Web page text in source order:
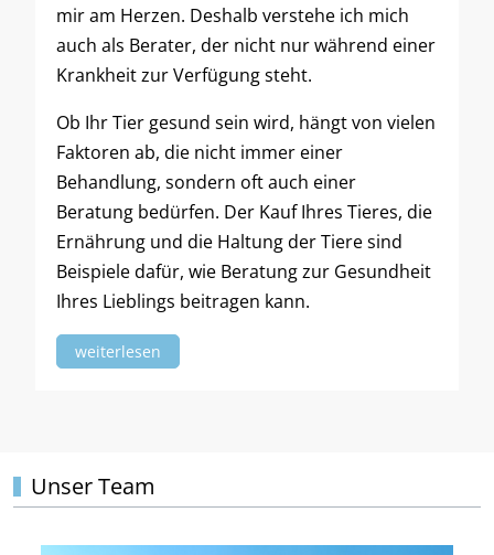
mir am Herzen. Deshalb verstehe ich mich
auch als Berater, der nicht nur während einer
Krankheit zur Verfügung steht.
Ob Ihr Tier gesund sein wird, hängt von vielen
Faktoren ab, die nicht immer einer
Behandlung, sondern oft auch einer
Beratung bedürfen. Der Kauf Ihres Tieres, die
Ernährung und die Haltung der Tiere sind
Beispiele dafür, wie Beratung zur Gesundheit
Ihres Lieblings beitragen kann.
weiterlesen
Unser Team